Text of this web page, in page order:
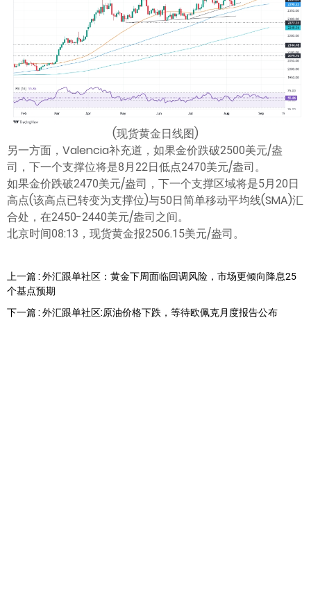
(现货黄金日线图)
另一方面，Valencia补充道，如果金价跌破2500美元/盎
司，下一个支撑位将是8月22日低点2470美元/盎司。
如果金价跌破2470美元/盎司，下一个支撑区域将是5月20日
高点(该高点已转变为支撑位)与50日简单移动平均线(SMA)汇
合处，在2450-2440美元/盎司之间。
北京时间08:13，现货黄金报2506.15美元/盎司。
上一篇 : 外汇跟单社区：黄金下周面临回调风险，市场更倾向降息25
个基点预期
下一篇 : 外汇跟单社区:原油价格下跌，等待欧佩克月度报告公布